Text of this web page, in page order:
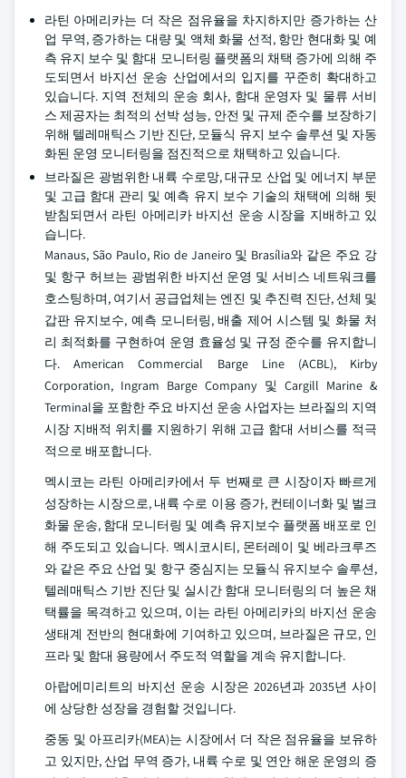
라틴 아메리카는 더 작은 점유율을 차지하지만 증가하는 산
업 무역, 증가하는 대량 및 액체 화물 선적, 항만 현대화 및 예
측 유지 보수 및 함대 모니터링 플랫폼의 채택 증가에 의해 주
도되면서 바지선 운송 산업에서의 입지를 꾸준히 확대하고
있습니다. 지역 전체의 운송 회사, 함대 운영자 및 물류 서비
스 제공자는 최적의 선박 성능, 안전 및 규제 준수를 보장하기
위해 텔레매틱스 기반 진단, 모듈식 유지 보수 솔루션 및 자동
화된 운영 모니터링을 점진적으로 채택하고 있습니다.
브라질은 광범위한 내륙 수로망, 대규모 산업 및 에너지 부문
및 고급 함대 관리 및 예측 유지 보수 기술의 채택에 의해 뒷
받침되면서 라틴 아메리카 바지선 운송 시장을 지배하고 있
습니다.
Manaus, São Paulo, Rio de Janeiro 및 Brasília와 같은 주요 강
및 항구 허브는 광범위한 바지선 운영 및 서비스 네트워크를
호스팅하며, 여기서 공급업체는 엔진 및 추진력 진단, 선체 및
갑판 유지보수, 예측 모니터링, 배출 제어 시스템 및 화물 처
리 최적화를 구현하여 운영 효율성 및 규정 준수를 유지합니
다. American Commercial Barge Line (ACBL), Kirby
Corporation, Ingram Barge Company 및 Cargill Marine &
Terminal을 포함한 주요 바지선 운송 사업자는 브라질의 지역
시장 지배적 위치를 지원하기 위해 고급 함대 서비스를 적극
적으로 배포합니다.
멕시코는 라틴 아메리카에서 두 번째로 큰 시장이자 빠르게
성장하는 시장으로, 내륙 수로 이용 증가, 컨테이너화 및 벌크
화물 운송, 함대 모니터링 및 예측 유지보수 플랫폼 배포로 인
해 주도되고 있습니다. 멕시코시티, 몬터레이 및 베라크루즈
와 같은 주요 산업 및 항구 중심지는 모듈식 유지보수 솔루션,
텔레매틱스 기반 진단 및 실시간 함대 모니터링의 더 높은 채
택률을 목격하고 있으며, 이는 라틴 아메리카의 바지선 운송
생태계 전반의 현대화에 기여하고 있으며, 브라질은 규모, 인
프라 및 함대 용량에서 주도적 역할을 계속 유지합니다.
아랍에미리트의 바지선 운송 시장은 2026년과 2035년 사이
에 상당한 성장을 경험할 것입니다.
중동 및 아프리카(MEA)는 시장에서 더 작은 점유율을 보유하
고 있지만, 산업 무역 증가, 내륙 수로 및 연안 해운 운영의 증